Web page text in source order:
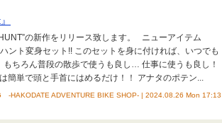
の新作をリリース致します。 ニューアイテム
ント変身セット!! このセットを身に付ければ、いつでも
ちろん普段の散歩で使うも良し… 仕事に使うも良し！
単で頭と手首にはめるだけ！！ アナタのポテン...
-HAKODATE ADVENTURE BIKE SHOP- | 2024.08.26 Mon 17:13